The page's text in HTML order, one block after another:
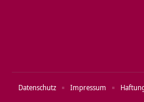
Datenschutz Impressum